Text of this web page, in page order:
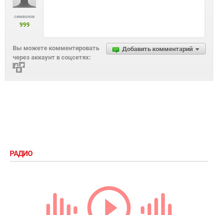
символов
999
Добавить комментарий
Вы можете комментировать
через аккаунт в соцсетях:
РАДИО